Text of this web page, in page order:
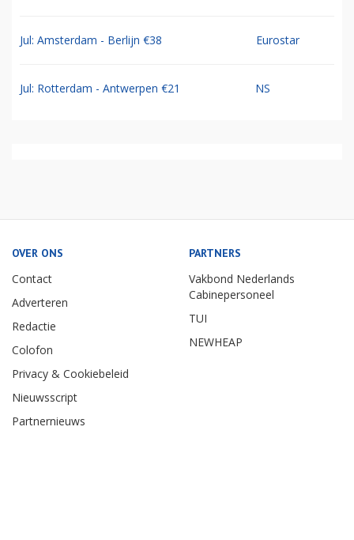
Jul: Amsterdam - Berlijn €38 Eurostar
Jul: Rotterdam - Antwerpen €21 NS
OVER ONS
Contact
Adverteren
Redactie
Colofon
Privacy & Cookiebeleid
Nieuwsscript
Partnernieuws
PARTNERS
Vakbond Nederlands
Cabinepersoneel
TUI
NEWHEAP